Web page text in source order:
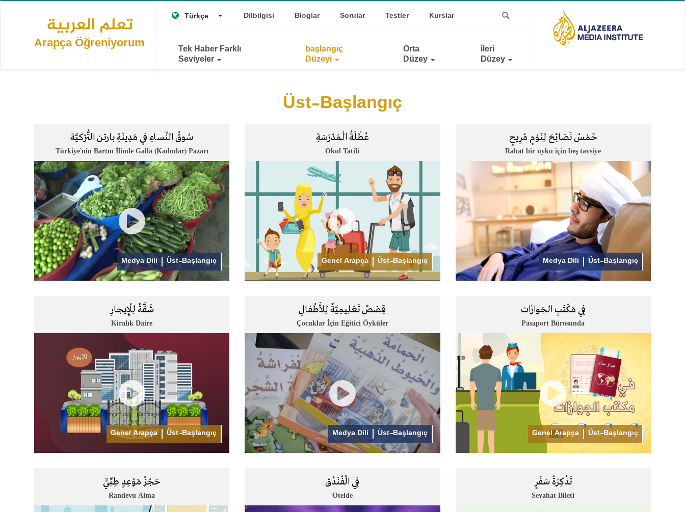
Ana
تعلم العربية
Arapça Öğreniyorum
Türkçe Toggle Dropdown
Top
Dilbilgisi Bloglar Sorular Testler Kurslar
Main
navigation
Tek Haber Farklı
Seviyeler
başlangıç
Düzeyi
Orta
Düzey
ileri
Düzey
Üst-Başlangıç
سُوقُ النِّساءِ في مَدِينَةِ بارتن التُّرْكيَّة
Türkiye’nin Bartın İlinde Galla (Kadınlar) Pazarı
Medya Dili Üst-Başlangıç
عُطْلَةُ الْـمَدْرَسَةِ
Okul Tatili
Genel Arapça Üst-Başlangıç
خَمْسُ ‫نَصَائِحَ لِنَوْمٍ مُرِيحٍ
Rahat bir uyku için beş tavsiye
Medya Dili Üst-Başlangıç
شَقَّةٌ لِلْإِيجارِ
Kiralık Daire
Genel Arapça Üst-Başlangıç
قِصَصٌ تَعْلِيمِيَّةٌ لِلأَطْفالِ
Çocuklar İçin Eğitici Öyküler
Medya Dili Üst-Başlangıç
فِي مَكْتَبِ الجَوازَات
Pasaport Bürosunda
Genel Arapça Üst-Başlangıç
حَجْزُ مَوْعِدٍ طِبِّيٍّ
Randevu Alma
فِي الْفُنْدُق
Otelde
تَذْكِرَةُ سَفَرٍ
Seyahat Bileti